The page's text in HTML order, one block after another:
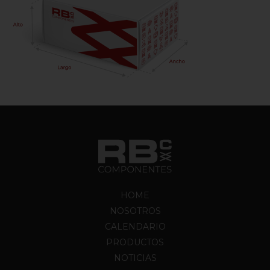
HOME
NOSOTROS
CALENDARIO
PRODUCTOS
NOTICIAS